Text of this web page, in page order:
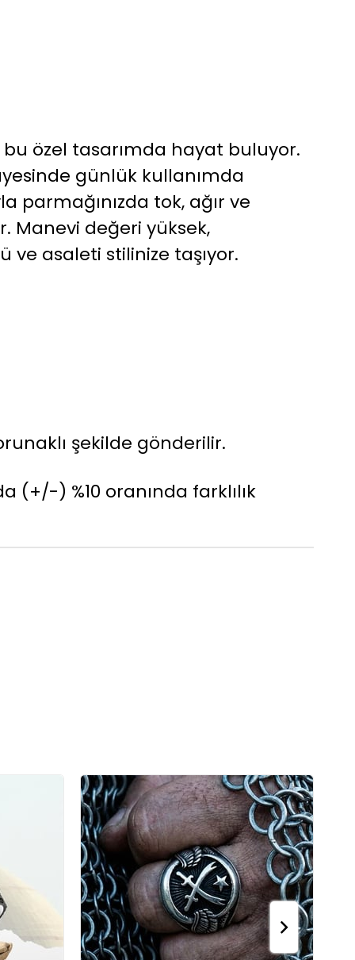
bu özel tasarımda hayat buluyor.
günlük kullanımda
parmağınızda tok, ağır ve
Manevi değeri yüksek,
ve asaleti stilinize taşıyor.
şekilde gönderilir.
) %10 oranında farklılık